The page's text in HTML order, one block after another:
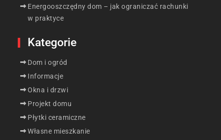
Energooszczędny dom – jak ograniczać rachunki
w praktyce
Kategorie
Dom i ogród
Informacje
Okna i drzwi
Projekt domu
Płytki ceramiczne
Własne mieszkanie